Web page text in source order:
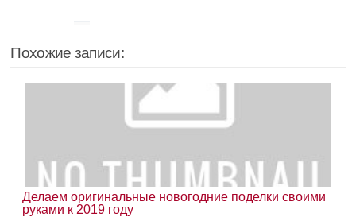
Похожие записи:
Делаем оригинальные новогодние поделки своими
руками к 2019 году